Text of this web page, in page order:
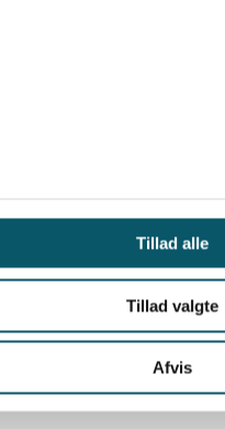
Tillad alle
Tillad valgte
Afvis